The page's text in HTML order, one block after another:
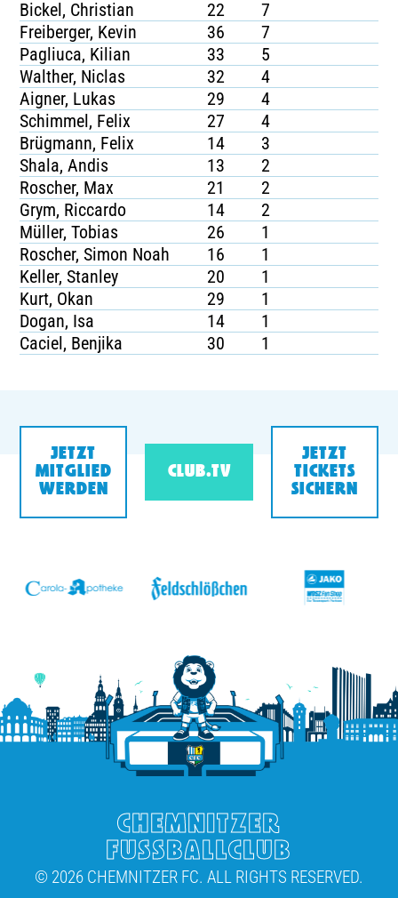
Bickel, Christian
22
7
Freiberger, Kevin
36
7
Pagliuca, Kilian
33
5
Walther, Niclas
32
4
Aigner, Lukas
29
4
Schimmel, Felix
27
4
Brügmann, Felix
14
3
Shala, Andis
13
2
Roscher, Max
21
2
Grym, Riccardo
14
2
Müller, Tobias
26
1
Roscher, Simon Noah
16
1
Keller, Stanley
20
1
Kurt, Okan
29
1
Dogan, Isa
14
1
Caciel, Benjika
30 1
JETZT
MITGLIED
WERDEN
CLUB.TV
JETZT
TICKETS
SICHERN
CHEMNITZER
FUSSBALLCLUB
© 2026 CHEMNITZER FC. ALL RIGHTS RESERVED.